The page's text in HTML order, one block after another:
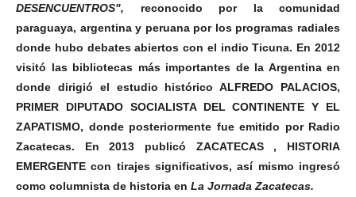
DESENCUENTROS", reconocido por la comunidad
paraguaya, argentina y peruana por los programas radiales
donde hubo debates abiertos con el indio Ticuna. En 2012
visitó las bibliotecas más importantes de la Argentina en
donde dirigió el estudio histórico ALFREDO PALACIOS,
PRIMER DIPUTADO SOCIALISTA DEL CONTINENTE Y EL
ZAPATISMO, donde posteriormente fue emitido por Radio
Zacatecas. En 2013 publicó ZACATECAS , HISTORIA
EMERGENTE con tirajes significativos, así mismo ingresó
como columnista de historia en La Jornada Zacatecas.